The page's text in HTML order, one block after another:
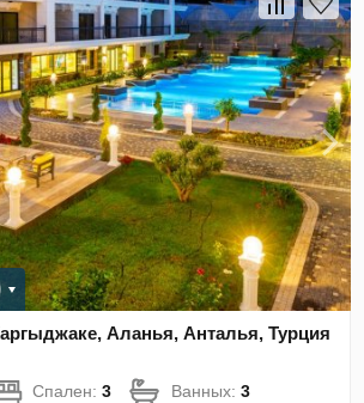
Аланья, Анталья, Турция
Спален:3 Ванных:3